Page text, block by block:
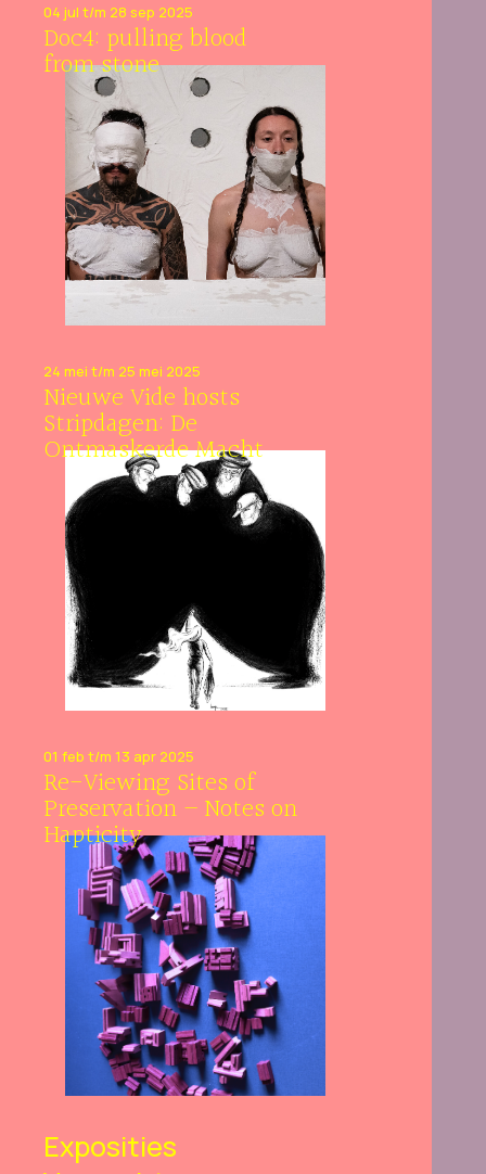
04 jul t/m 28 sep 2025
Doc4: pulling blood
from stone
24 mei t/m 25 mei 2025
Nieuwe Vide hosts
Stripdagen: De
Ontmaskerde Macht
01 feb t/m 13 apr 2025
Re-Viewing Sites of
Preservation – Notes on
Hapticity
Exposities